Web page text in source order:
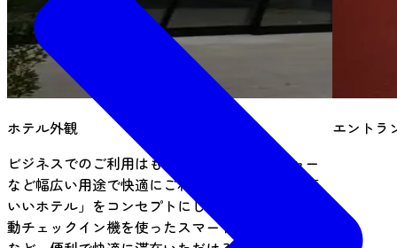
ホテル外観
エントラ
ビジネスでのご利用はもちろん、観光、レジャー
など幅広い用途で快適にご利用いただける「丁度
いいホテル」をコンセプトにしたホテルです。自
動チェックイン機を使ったスマートチェックイン